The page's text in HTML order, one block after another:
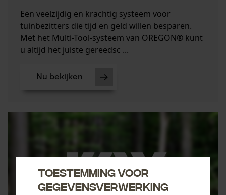
Een veelzijdig en krachtig systeem voor
tuinbezitters die tijd en geld willen besparen.
Met het Multi-Tool-systeem van OREGON® kunt
u altijd het juiste gereedsc ...
Nu bekijken
Toestemming voor
gegevensverwerking